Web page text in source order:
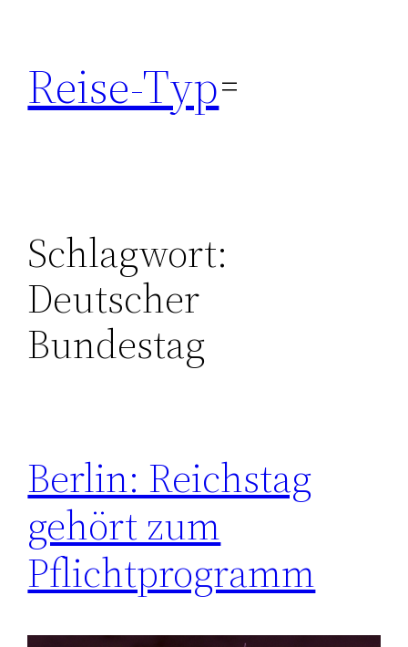
springen
Reise-Typ
Schlagwort:
Deutscher
Bundestag
Berlin: Reichstag
gehört zum
Pflichtprogramm